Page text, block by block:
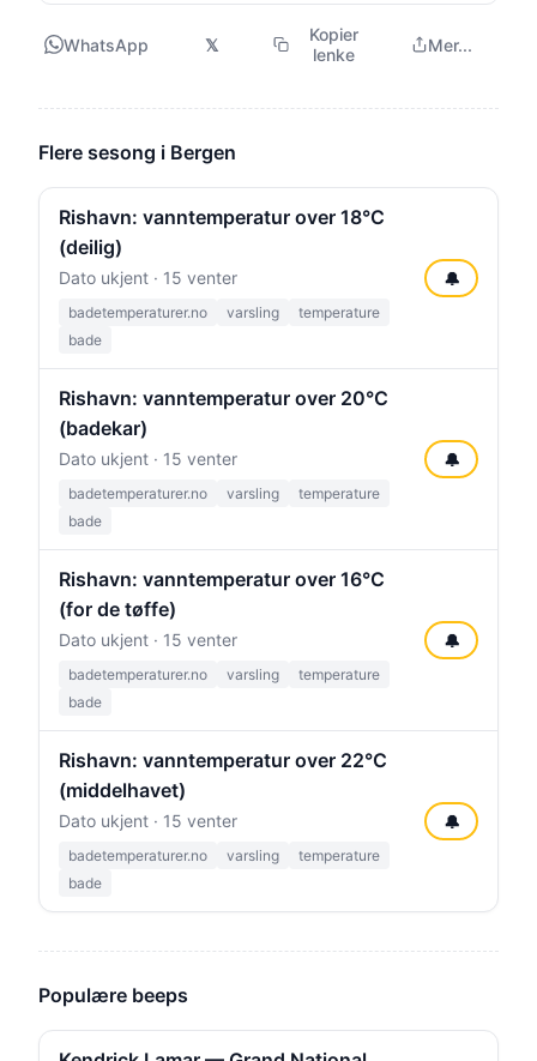
WhatsApp 𝕏
Kopier
lenke
Mer...
Flere sesong i Bergen
Rishavn: vanntemperatur over 18°C
(deilig)
Dato ukjent · 15 venter
badetemperaturer.no varsling
temperature
bade
🔔
Rishavn: vanntemperatur over 20°C
(badekar)
Dato ukjent · 15 venter
badetemperaturer.no varsling
temperature
bade
🔔
Rishavn: vanntemperatur over 16°C
(for de tøffe)
Dato ukjent · 15 venter
badetemperaturer.no varsling
temperature
bade
🔔
Rishavn: vanntemperatur over 22°C
(middelhavet)
Dato ukjent · 15 venter
badetemperaturer.no varsling
temperature
bade
🔔
Populære beeps